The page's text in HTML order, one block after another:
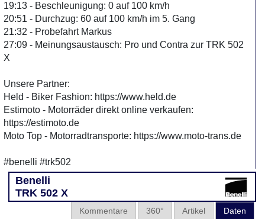
19:13 - Beschleunigung: 0 auf 100 km/h
20:51 - Durchzug: 60 auf 100 km/h im 5. Gang
21:32 - Probefahrt Markus
27:09 - Meinungsaustausch: Pro und Contra zur TRK 502
X
Unsere Partner:
Held - Biker Fashion: https://www.held.de
Estimoto - Motorräder direkt online verkaufen:
https://estimoto.de
Moto Top - Motorradtransporte: https://www.moto-trans.de
#benelli #trk502
Benelli
TRK 502 X
Daten
Artikel
360°
Kommentare